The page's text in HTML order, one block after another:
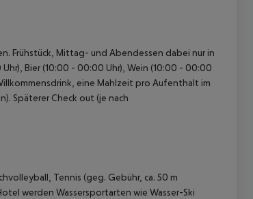
Frühstück, Mittag- und Abendessen dabei nur in
Bier (10:00 - 00:00 Uhr), Wein (10:00 - 00:00
eine Mahlzeit pro Aufenthalt im
Späterer Check out (je nach
Tennis (geg. Gebühr, ca. 50 m
werden Wassersportarten wie Wasser-Ski